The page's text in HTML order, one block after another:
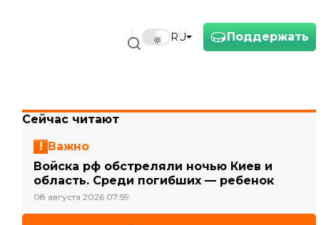
Поддержать
RU
Сейчас читают
Важно
Войска рф обстреляли ночью Киев и
область. Среди погибших — ребенок
08 августа 2026 07:59